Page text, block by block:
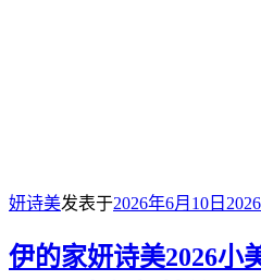
妍诗美发表于2026年6月10日
伊的家妍诗美2026小